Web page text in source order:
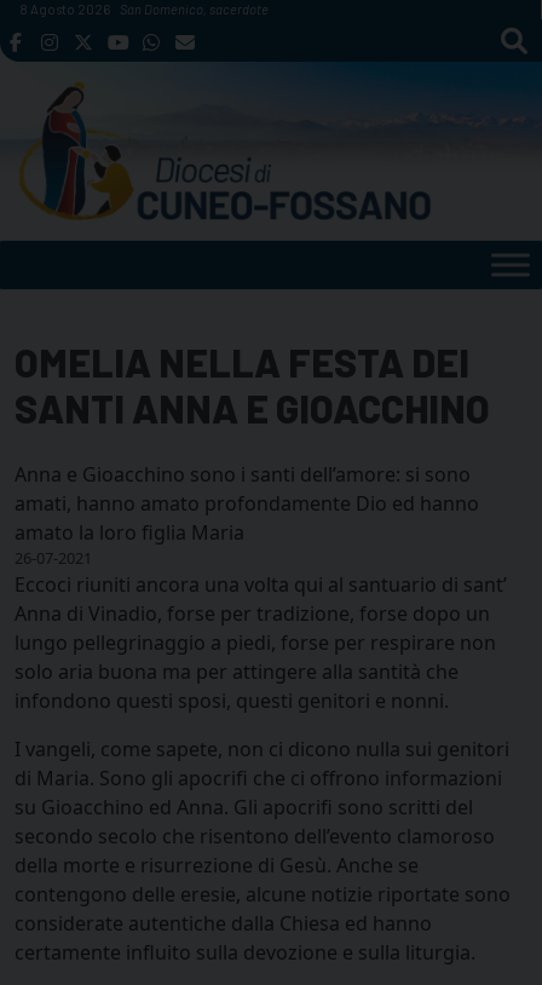
Skip
to
8 Agosto 2026 San Domenico, sacerdote
OMELIA NELLA FESTA DEI
SANTI ANNA E GIOACCHINO
Anna e Gioacchino sono i santi dell’amore: si sono
amati, hanno amato profondamente Dio ed hanno
amato la loro figlia Maria
26-07-2021
Eccoci riuniti ancora una volta qui al santuario di sant’
Anna di Vinadio, forse per tradizione, forse dopo un
lungo pellegrinaggio a piedi, forse per respirare non
solo aria buona ma per attingere alla santità che
infondono questi sposi, questi genitori e nonni.
I vangeli, come sapete, non ci dicono nulla sui genitori
di Maria. Sono gli apocrifi che ci offrono informazioni
su Gioacchino ed Anna. Gli apocrifi sono scritti del
secondo secolo che risentono dell’evento clamoroso
della morte e risurrezione di Gesù. Anche se
contengono delle eresie, alcune notizie riportate sono
considerate autentiche dalla Chiesa ed hanno
certamente influito sulla devozione e sulla liturgia.